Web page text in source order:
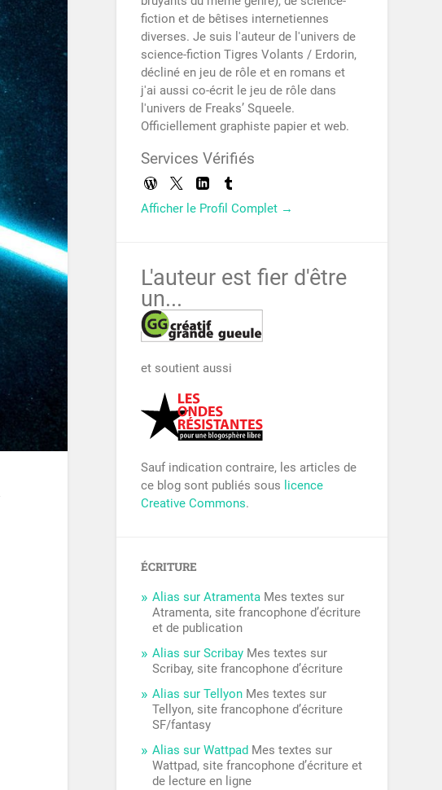
fiction et de bêtises internetiennes
diverses. Je suis l'auteur de l'univers de
science-fiction Tigres Volants / Erdorin,
décliné en jeu de rôle et en romans et
j'ai aussi co-écrit le jeu de rôle dans
l'univers de Freaks’ Squeele.
Officiellement graphiste papier et web.
Services Vérifiés
Afficher le Profil Complet →
L'auteur est fier d'être
un...
et soutient aussi
Sauf indication contraire, les articles de
ce blog sont publiés sous licence
Creative Commons.
ÉCRITURE
Alias sur Atramenta Mes textes sur
Atramenta, site francophone d’écriture
et de publication
Alias sur Scribay Mes textes sur
Scribay, site francophone d’écriture
Alias sur Tellyon Mes textes sur
Tellyon, site francophone d’écriture
SF/fantasy
Alias sur Wattpad Mes textes sur
Wattpad, site francophone d’écriture et
de lecture en ligne